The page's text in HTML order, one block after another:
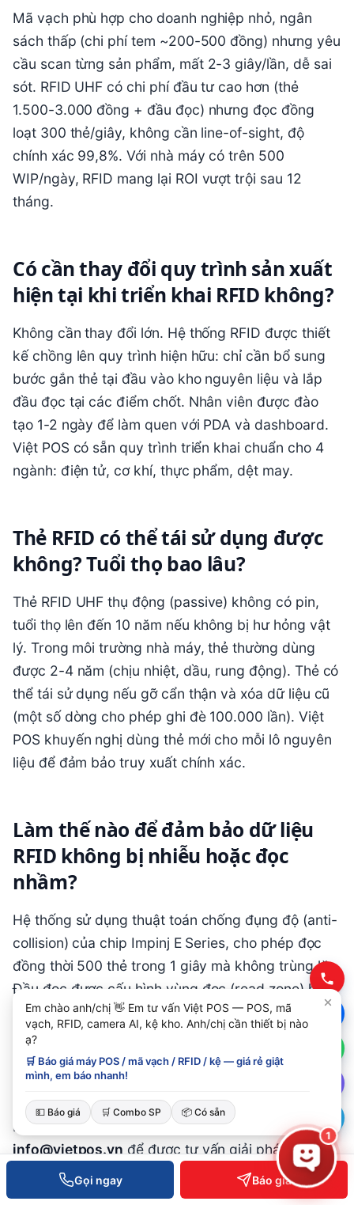
Gọi ngay Báo giá
Mã vạch phù hợp cho doanh nghiệp nhỏ, ngân
sách thấp (chi phí tem ~200-500 đồng) nhưng yêu
cầu scan từng sản phẩm, mất 2-3 giây/lần, dễ sai
sót. RFID UHF có chi phí đầu tư cao hơn (thẻ
1.500-3.000 đồng + đầu đọc) nhưng đọc đồng
loạt 300 thẻ/giây, không cần line-of-sight, độ
chính xác 99,8%. Với nhà máy có trên 500
WIP/ngày, RFID mang lại ROI vượt trội sau 12
tháng.
Có cần thay đổi quy trình sản xuất
hiện tại khi triển khai RFID không?
Không cần thay đổi lớn. Hệ thống RFID được thiết
kế chồng lên quy trình hiện hữu: chỉ cần bổ sung
bước gắn thẻ tại đầu vào kho nguyên liệu và lắp
đầu đọc tại các điểm chốt. Nhân viên được đào
tạo 1-2 ngày để làm quen với PDA và dashboard.
Việt POS có sẵn quy trình triển khai chuẩn cho 4
ngành: điện tử, cơ khí, thực phẩm, dệt may.
Thẻ RFID có thể tái sử dụng được
không? Tuổi thọ bao lâu?
Thẻ RFID UHF thụ động (passive) không có pin,
tuổi thọ lên đến 10 năm nếu không bị hư hỏng vật
lý. Trong môi trường nhà máy, thẻ thường dùng
được 2-4 năm (chịu nhiệt, dầu, rung động). Thẻ có
thể tái sử dụng nếu gỡ cẩn thận và xóa dữ liệu cũ
(một số dòng cho phép ghi đè 100.000 lần). Việt
POS khuyến nghị dùng thẻ mới cho mỗi lô nguyên
liệu để đảm bảo truy xuất chính xác.
Làm thế nào để đảm bảo dữ liệu
RFID không bị nhiễu hoặc đọc
nhầm?
Hệ thống sử dụng thuật toán chống đụng độ (anti-
collision) của chip Impinj E Series, cho phép đọc
đồng thời 500 thẻ trong 1 giây mà không trùng lặp.
Đầu đọc được cấu hình vùng đọc (read zone) hẹp
(2-3m) để tránh đọc thẻ từ khu vực lân cận. Kiểm
tra định kỳ (hàng tuần) và điều chỉnh góc anten
giúp duy trì độ chính xác. Việt POS hướng dẫn quy
trình validate dữ liệu 2 lần/ngày trong tháng đầu
triển khai.
Liên hệ ngay0935 498 384hoặc email
info@vietpos.vn để được tư vấn giải pháp RFID
cho nhà máy của bạn — khảo sát miễn phí, báo
giá cạnh tranh, hỗ trợ triển khai trọn gói.
1
Em chào anh/chị 👋 Em tư vấn Việt POS — POS, mã
vạch, RFID, camera AI, kệ kho. Anh/chị cần thiết bị nào
ạ?
🛒 Báo giá máy POS / mã vạch / RFID / kệ — giá rẻ giật
mình, em báo nhanh!
💵 Báo giá 🛒 Combo SP 📦 Có sẵn